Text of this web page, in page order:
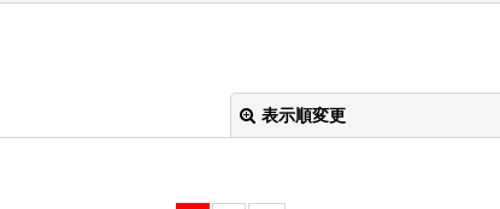
表示順変更